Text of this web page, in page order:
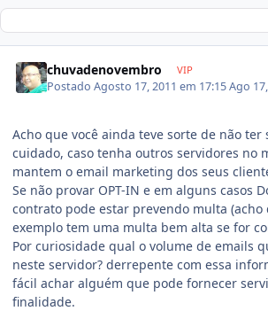
chuvadenovembro VIP
PostadoAgosto 17, 2011 em 17:15Ago
Acho que você ainda teve sorte de não ter
cuidado, caso tenha outros servidores no
mantem o email marketing dos seus
Se não provar OPT-IN e em alguns casos
contrato pode estar prevendo multa
exemplo tem uma multa bem alta se for
Por curiosidade qual o volume de emails
neste servidor? derrepente com essa
fácil achar alguém que pode fornecer
finalidade.